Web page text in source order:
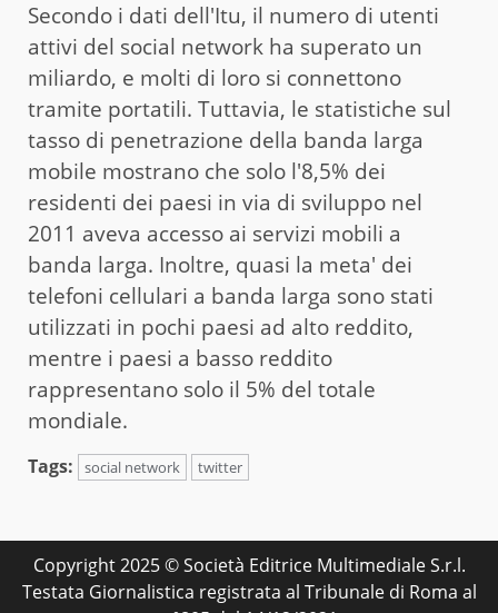
Secondo i dati dell'Itu, il numero di utenti
attivi del social network ha superato un
miliardo, e molti di loro si connettono
tramite portatili. Tuttavia, le statistiche sul
tasso di penetrazione della banda larga
mobile mostrano che solo l'8,5% dei
residenti dei paesi in via di sviluppo nel
2011 aveva accesso ai servizi mobili a
banda larga. Inoltre, quasi la meta' dei
telefoni cellulari a banda larga sono stati
utilizzati in pochi paesi ad alto reddito,
mentre i paesi a basso reddito
rappresentano solo il 5% del totale
mondiale.
Tags: social network twitter
Copyright 2025 © Società Editrice Multimediale S.r.l.
Testata Giornalistica registrata al Tribunale di Roma al